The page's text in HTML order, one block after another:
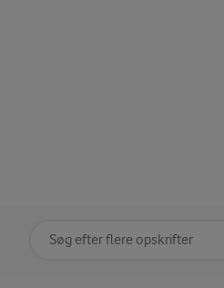
Søg på kategori